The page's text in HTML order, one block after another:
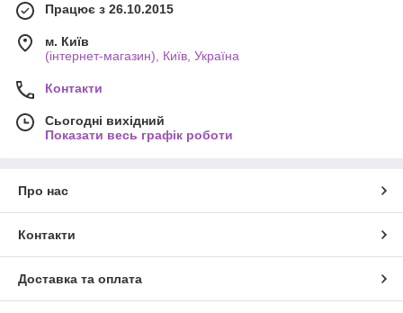
Працює з 26.10.2015
м. Київ
(інтернет-магазин), Київ, Україна
Контакти
Сьогодні вихідний
Показати весь графік роботи
Про нас
Контакти
Доставка та оплата